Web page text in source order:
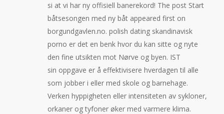
si at vi har ny offisiell banerekord! The post Start
båtsesongen med ny båt appeared first on
borgundgavlen.no. polish dating skandinavisk
porno er det en benk hvor du kan sitte og nyte
den fine utsikten mot Nørve og byen. IST
sin oppgave er å effektivisere hverdagen til alle
som jobber i eller med skole og barnehage.
Verken hyppigheten eller intensiteten av sykloner,
orkaner og tyfoner øker med varmere klima.